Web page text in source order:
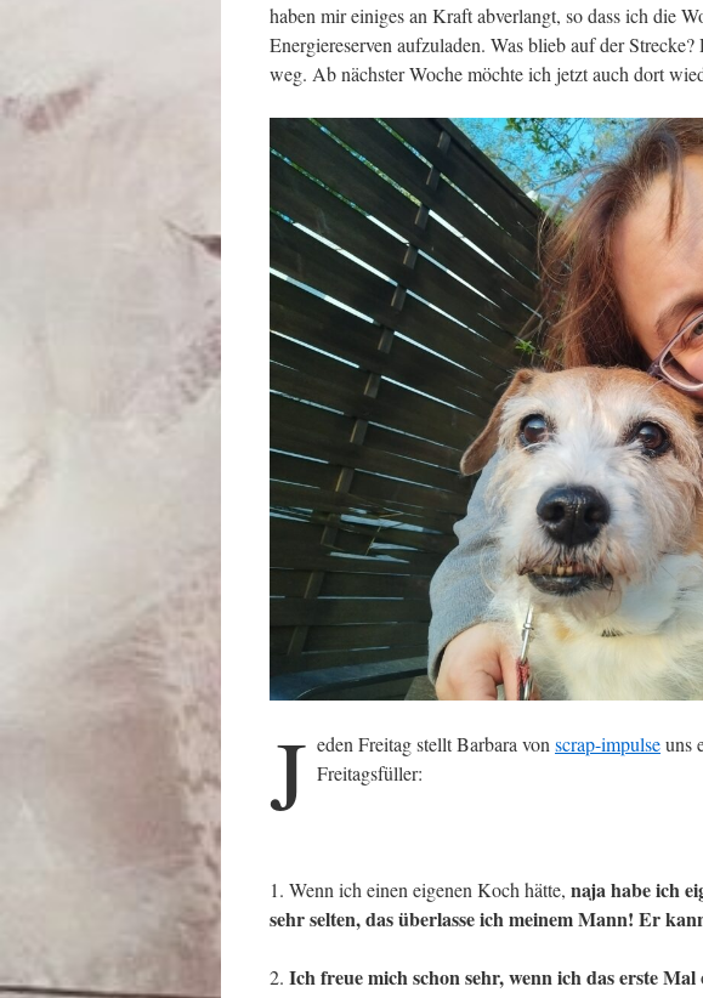
haben mir einiges an Kraft abverlangt, so dass ich die
Energiereserven aufzuladen. Was blieb auf der
weg. Ab nächster Woche möchte ich jetzt auch dort
J eden Freitag stellt Barbara von scrap-impulseuns
Freitagsfüller:
1. Wenn ich einen eigenen Koch hätte, naja habe ich
sehr selten, das überlasse ich meinem Mann! Er
2. Ich freue mich schon sehr, wenn ich das erste Mal